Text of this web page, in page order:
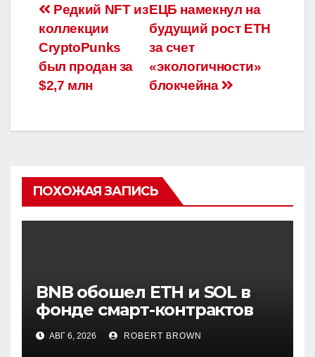
Навигация
по
записям
ЕЦБ намекнул на
будущий рост ETH
за счет
«экологичности»
блокчейна
Редкий NFT из
коллекции
CryptoPunks
был продан за
$2,7 млн
ПОХОЖАЯ ЗАПИСЬ
BNB обошел ETH и SOL в
фонде смарт-контрактов
Grayscale
АВГ 6, 2026 ROBERT BROWN